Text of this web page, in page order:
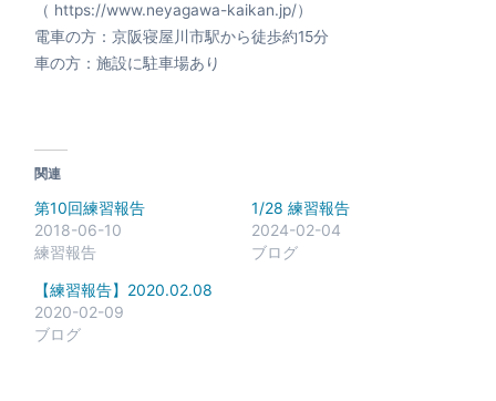
（ https://www.neyagawa-kaikan.jp/）
電車の方：京阪寝屋川市駅から徒歩約15分
車の方：施設に駐車場あり
関連
第10回練習報告
2018-06-10
練習報告
1/28 練習報告
2024-02-04
ブログ
【練習報告】2020.02.08
2020-02-09
ブログ